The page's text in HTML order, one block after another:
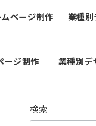
ージ制作 業種別デ
ページ制作 業種
検索